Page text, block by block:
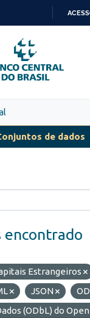
PARA
O
CONTEÚDO
de dados
encontrado
Estrangeiros
JSON
(ODbL) do